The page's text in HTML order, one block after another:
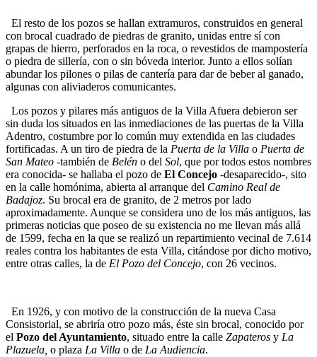
El resto de los pozos se hallan extramuros, construidos en general
con brocal cuadrado de piedras de granito, unidas entre sí con
grapas de hierro, perforados en la roca, o revestidos de mampostería
o piedra de sillería, con o sin bóveda interior. Junto a ellos solían
abundar los pilones o pilas de cantería para dar de beber al ganado,
algunas con aliviaderos comunicantes.
Los pozos y pilares más antiguos de la Villa Afuera debieron ser
sin duda los situados en las inmediaciones de las puertas de la Villa
Adentro, costumbre por lo común muy extendida en las ciudades
fortificadas. A un tiro de piedra de la Puerta de la Villa o Puerta de
San Mateo -también de Belén o del Sol, que por todos estos nombres
era conocida- se hallaba el pozo de El Concejo -desaparecido-, sito
en la calle homónima, abierta al arranque del Camino Real de
Badajoz. Su brocal era de granito, de 2 metros por lado
aproximadamente. Aunque se considera uno de los más antiguos, las
primeras noticias que poseo de su existencia no me llevan más allá
de 1599, fecha en la que se realizó un repartimiento vecinal de 7.614
reales contra los habitantes de esta Villa, citándose por dicho motivo,
entre otras calles, la de El Pozo del Concejo, con 26 vecinos.
En 1926, y con motivo de la construcción de la nueva Casa
Consistorial, se abriría otro pozo más, éste sin brocal, conocido por
el Pozo del Ayuntamiento, situado entre la calle Zapateros y La
Plazuela, o plaza La Villa o de La Audiencia.